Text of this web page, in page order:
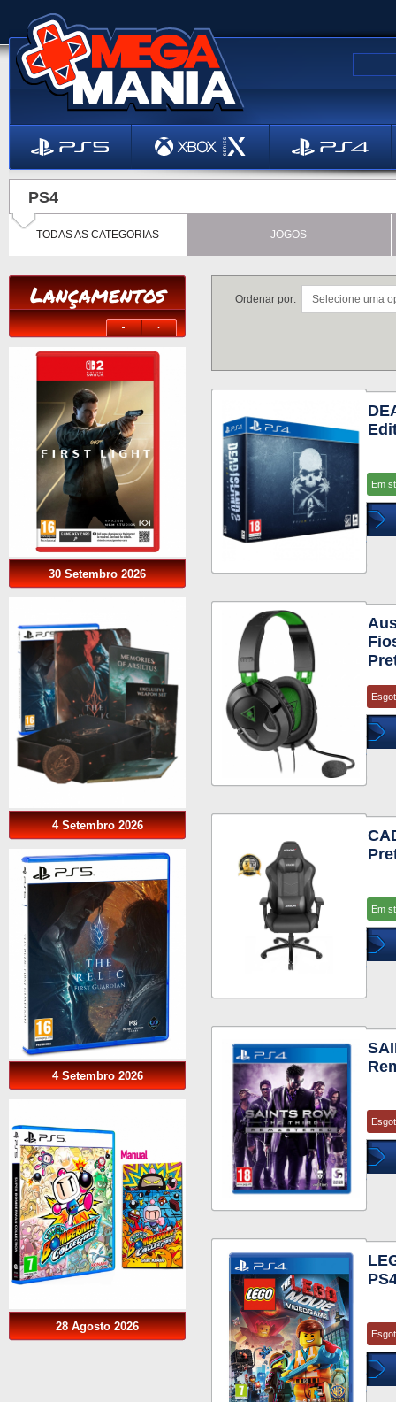
PS4
TODAS AS CATEGORIAS JOGOS
Lançamentos
30 Setembro 2026
4 Setembro 2026
4 Setembro 2026
28 Agosto 2026
Ordenar por:
Em
Em